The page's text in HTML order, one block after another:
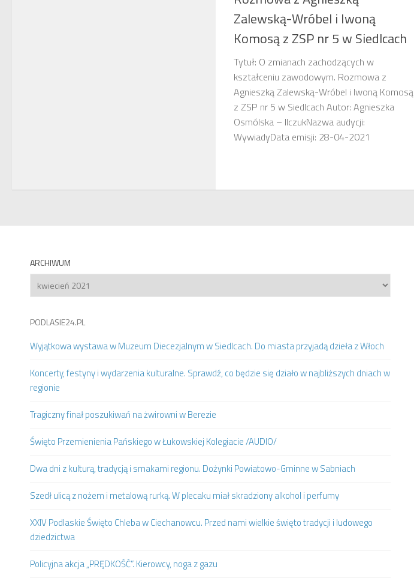
Zalewską-Wróbel i Iwoną
Komosą z ZSP nr 5 w Siedlcach
Tytuł: O zmianach zachodzących w
kształceniu zawodowym. Rozmowa z
Agnieszką Zalewską-Wróbel i Iwoną Komosą
z ZSP nr 5 w Siedlcach Autor: Agnieszka
Osmólska – IlczukNazwa audycji:
WywiadyData emisji: 28-04-2021
ARCHIWUM
Archiwum
PODLASIE24.PL
Wyjątkowa wystawa w Muzeum Diecezjalnym w Siedlcach. Do miasta przyjadą dzieła z Włoch
Koncerty, festyny i wydarzenia kulturalne. Sprawdź, co będzie się działo w najbliższych dniach w
regionie
Tragiczny finał poszukiwań na żwirowni w Berezie
Święto Przemienienia Pańskiego w Łukowskiej Kolegiacie /AUDIO/
Dwa dni z kulturą, tradycją i smakami regionu. Dożynki Powiatowo-Gminne w Sabniach
Szedł ulicą z nożem i metalową rurką. W plecaku miał skradziony alkohol i perfumy
XXIV Podlaskie Święto Chleba w Ciechanowcu. Przed nami wielkie święto tradycji i ludowego
dziedzictwa
Policyjna akcja „PRĘDKOŚĆ”. Kierowcy, noga z gazu